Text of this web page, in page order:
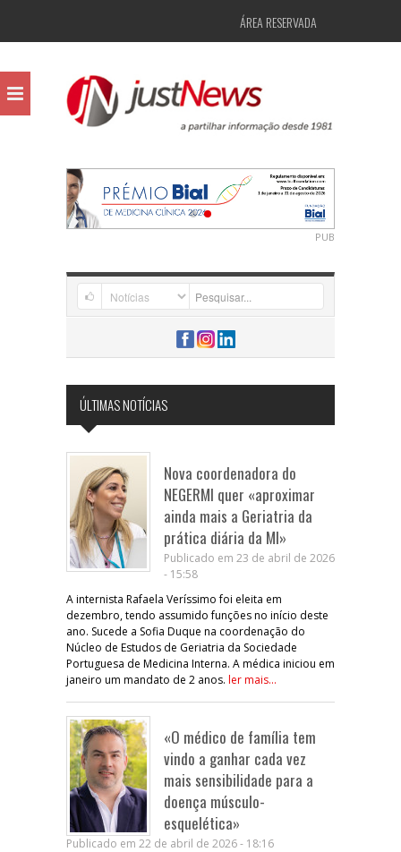
ÁREA RESERVADA
PUB
ÚLTIMAS NOTÍCIAS
Nova coordenadora do
NEGERMI quer «aproximar
ainda mais a Geriatria da
prática diária da MI»
Publicado em 23 de abril de 2026
- 15:58
A internista Rafaela Veríssimo foi eleita em
dezembro, tendo assumido funções no início deste
ano. Sucede a Sofia Duque na coordenação do
Núcleo de Estudos de Geriatria da Sociedade
Portuguesa de Medicina Interna. A médica iniciou em
janeiro um mandato de 2 anos. ler mais...
«O médico de família tem
vindo a ganhar cada vez
mais sensibilidade para a
doença músculo-
esquelética»
Publicado em 22 de abril de 2026 - 18:16